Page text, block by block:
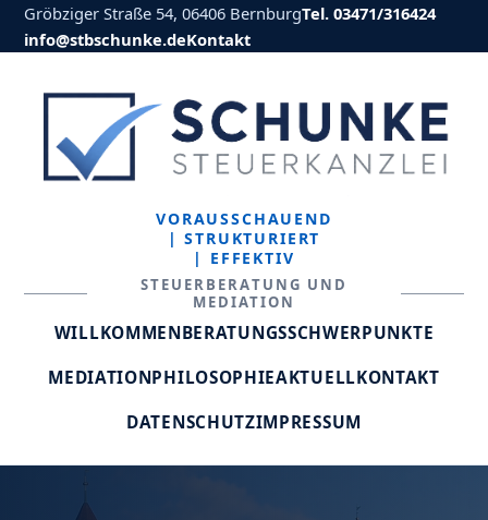
Gröbziger Straße 54, 06406 BernburgTel. 03471/316424
info@stbschunke.deKontakt
VORAUSSCHAUEND
| STRUKTURIERT
| EFFEKTIV
STEUERBERATUNG UND
MEDIATION
WILLKOMMENBERATUNGSSCHWERPUNKTE
MEDIATIONPHILOSOPHIEAKTUELLKONTAKT
DATENSCHUTZIMPRESSUM